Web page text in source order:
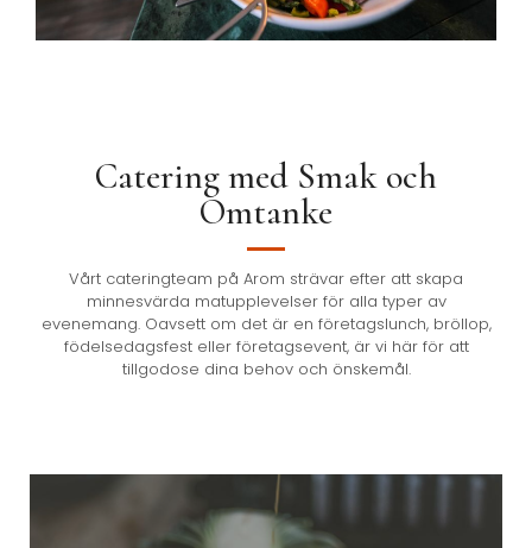
Catering med Smak och
Omtanke
Vårt cateringteam på Arom strävar efter att skapa
minnesvärda matupplevelser för alla typer av
evenemang. Oavsett om det är en företagslunch, bröllop,
födelsedagsfest eller företagsevent, är vi här för att
tillgodose dina behov och önskemål.